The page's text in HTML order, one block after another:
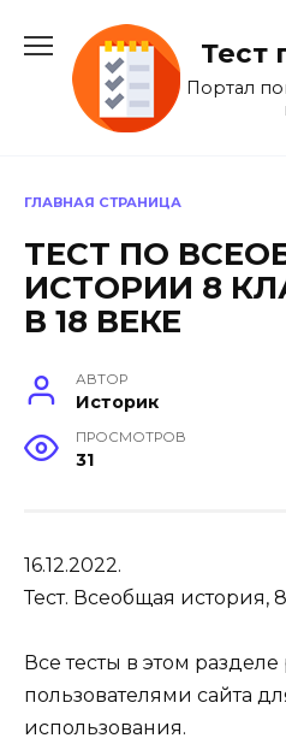
содержанию
Тест
Портал
ГЛАВНАЯ СТРАНИЦА
ТЕСТ ПО
ИСТОРИИ 8
В 18 ВЕКЕ
АВТОР
Историк
ПРОСМОТРОВ
31
16.12.2022.
Тест. Всеобщая история,
Все тесты в этом разделе
пользователями сайта
использования.